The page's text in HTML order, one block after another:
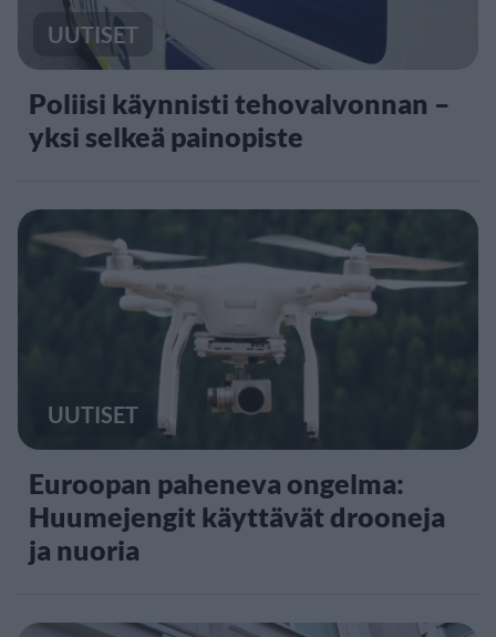
UUTISET
Poliisi käynnisti tehovalvonnan –
yksi selkeä painopiste
UUTISET
Euroopan paheneva ongelma:
Huumejengit käyttävät drooneja
ja nuoria